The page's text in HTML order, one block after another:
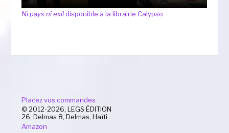
Ni pays ni exildisponible à la librairie Calypso
Placez vos commandes
© 2012-2026, LEGS ÉDITION
26, Delmas 8, Delmas, Haïti
Amazon